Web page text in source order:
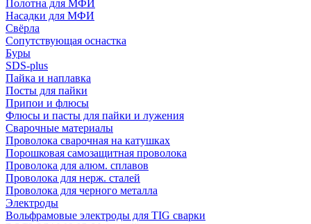
Полотна для МФИ
Насадки для МФИ
Свёрла
Сопутствующая оснастка
Буры
SDS-plus
Пайка и наплавка
Посты для пайки
Припои и флюсы
Флюсы и пасты для пайки и лужения
Сварочные материалы
Проволока сварочная на катушках
Порошковая самозащитная проволока
Проволока для алюм. сплавов
Проволока для нерж. сталей
Проволока для черного металла
Электроды
Вольфрамовые электроды для TIG сварки